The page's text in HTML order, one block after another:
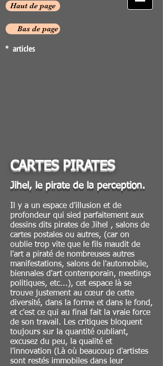
Haut de page
Bas de page
* articles
CARTES PIRATES
Jihel, le pirate de la perception.
Il y a un espace d'illusion et de
profondeur qui sied parfaitement aux
dessins dits pirates de Jihel , salons de
cartes postales ou autres, (car on
oublie trop vite que le fils maudit de
l'art a piraté de nombreuses autres
manifestations, salons de l'automobile,
biennales d'art contemporain, meetings
politiques, etc...), cet espace là se
trouve justement au cœur de cette
diversité, dans la forme et dans le fond,
et c'est ce qui au final fait la vraie force
de son travail. Les critiques bloquent
toujours sur la quantité oubliant,
excusez du peu, la qualité et
l'innovation (Là où beaucoup d'artistes
sont restés immobiles dans leur